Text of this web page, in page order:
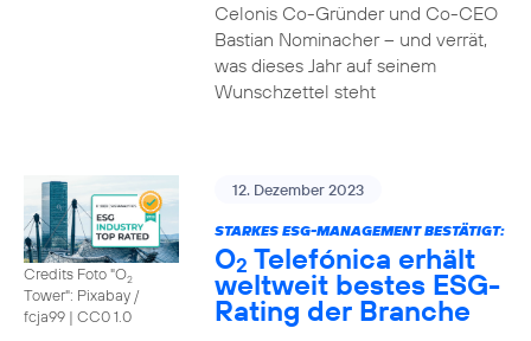
Celonis Co-Gründer und Co-CEO
Bastian Nominacher – und verrät,
was dieses Jahr auf seinem
Wunschzettel steht
Credits Foto "O2
Tower": Pixabay /
fcja99 | CC0 1.0
12. Dezember 2023
STARKES ESG-MANAGEMENT BESTÄTIGT:
O2 Telefónica erhält
weltweit bestes ESG-
Rating der Branche